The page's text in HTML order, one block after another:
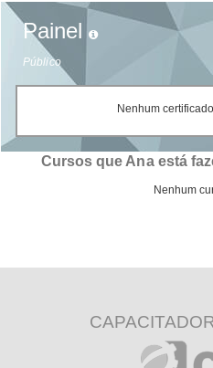
Painel
Público
Nenhum
Cursos que Ana está
Nenhum